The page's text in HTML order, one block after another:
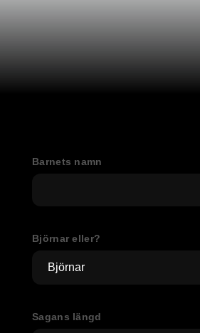
Barnets namn
Björnar eller?
Sagans längd